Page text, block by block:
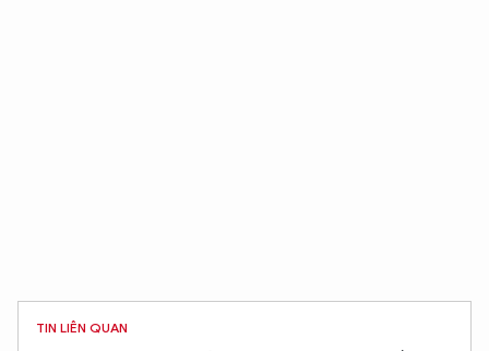
TIN LIÊN QUAN